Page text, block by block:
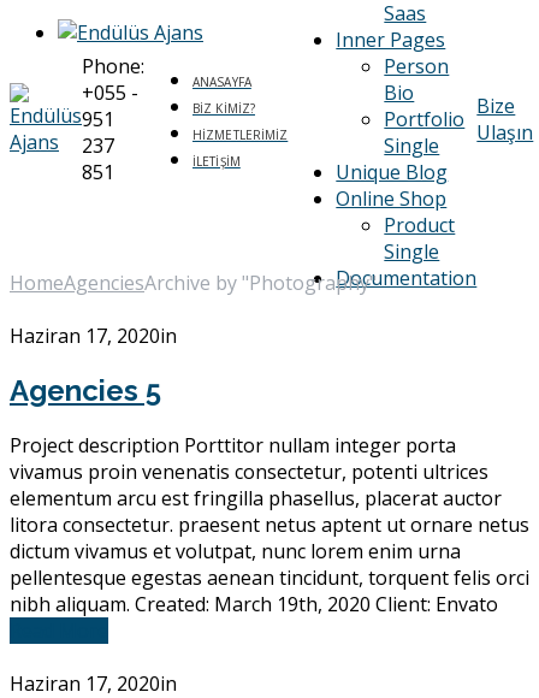
Phone:
+055 -
951
237
851
ANASAYFA
BIZ KIMIZ?
HIZMETLERIMIZ
İLETIŞIM
Saas
Inner Pages
Person
Bio
Portfolio
Single
Unique Blog
Online Shop
Product
Single
Documentation
Bize
Ulaşın
HomeAgenciesArchive by "Photography"
Haziran 17, 2020in
Agencies 5
Project description Porttitor nullam integer porta
vivamus proin venenatis consectetur, potenti ultrices
elementum arcu est fringilla phasellus, placerat auctor
litora consectetur. praesent netus aptent ut ornare netus
dictum vivamus et volutpat, nunc lorem enim urna
pellentesque egestas aenean tincidunt, torquent felis orci
nibh aliquam. Created: March 19th, 2020 Client: Envato
Haziran 17, 2020in